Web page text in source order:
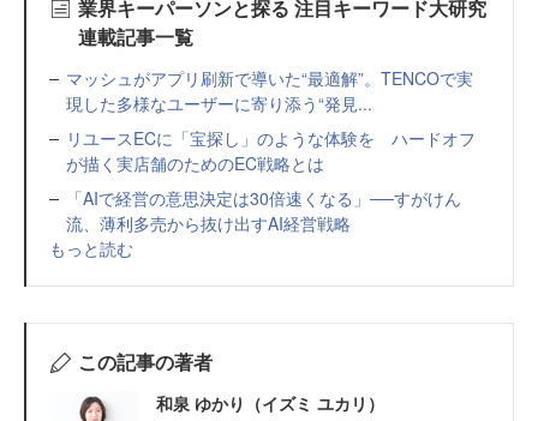
業界キーパーソンと探る 注目キーワード大研究
連載記事一覧
マッシュがアプリ刷新で導いた“最適解”。TENCOで実
現した多様なユーザーに寄り添う“発見...
リユースECに「宝探し」のような体験を ハードオフ
が描く実店舗のためのEC戦略とは
「AIで経営の意思決定は30倍速くなる」──すがけん
流、薄利多売から抜け出すAI経営戦略
もっと読む
この記事の著者
和泉 ゆかり（イズミ ユカリ）